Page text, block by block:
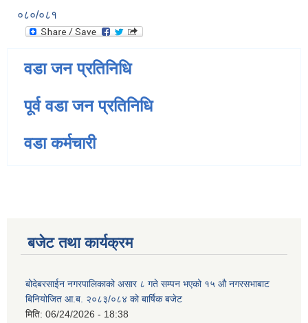
०८०/०८१
वडा जन प्रतिनिधि
पूर्व वडा जन प्रतिनिधि
वडा कर्मचारी
बजेट तथा कार्यक्रम
बोदेबरसाईन नगरपालिकाको असार ८ गते सम्पन भएको १५ ‍‍‍औ नगरसभाबाट
बिनियोजित आ.ब. २०८३/०८४ को बार्षिक बजेट
मिति: 06/24/2026 - 18:38